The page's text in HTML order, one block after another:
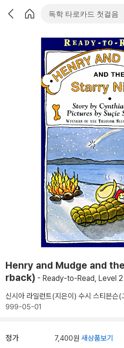
Henry and Mudge and
rback) - Ready-to-Read, Level 2
신시아 라일런트(지은이) 수시 스티븐슨(
999-05-01
정가 7,400원 새상품보기